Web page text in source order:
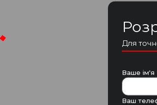
Для
Ваше ім'я
Ваш